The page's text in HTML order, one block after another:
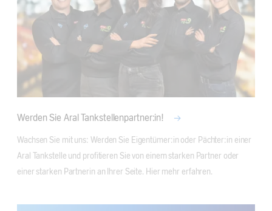
Werden Sie Aral Tankstellenpartner:in!
Wachsen Sie mit uns: Werden Sie Eigentümer:in oder Pächter:in einer
Aral Tankstelle und profitieren Sie von einem starken Partner oder
einer starken Partnerin an Ihrer Seite. Hier mehr erfahren.